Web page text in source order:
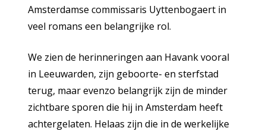
Amsterdamse commissaris Uyttenbogaert in
veel romans een belangrijke rol.
We zien de herinneringen aan Havank vooral
in Leeuwarden, zijn geboorte- en sterfstad
terug, maar evenzo belangrijk zijn de minder
zichtbare sporen die hij in Amsterdam heeft
achtergelaten. Helaas zijn die in de werkelijke